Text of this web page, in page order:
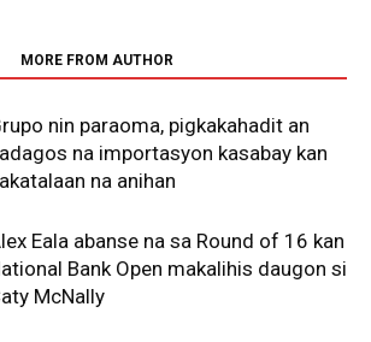
MORE FROM AUTHOR
nin paraoma, pigkakahadit an
na importasyon kasabay kan
na anihan
Eala abanse na sa Round of 16 kan
Bank Open makalihis daugon si
McNally